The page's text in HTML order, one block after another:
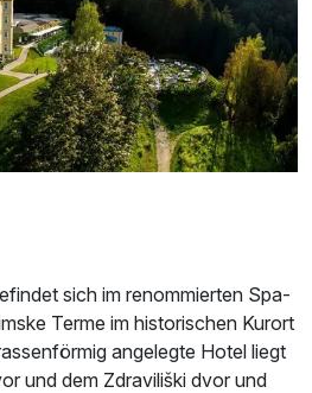
sich im renommierten Spa-
Terme im historischen Kurort
angelegte Hotel liegt
und dem Zdraviliški dvor und